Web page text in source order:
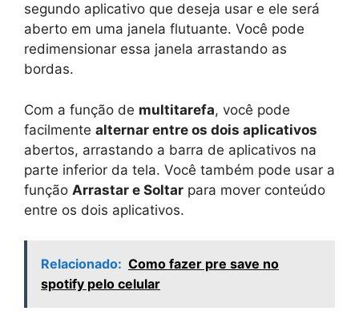
segundo aplicativo que deseja usar e ele será
aberto em uma janela flutuante. Você pode
redimensionar essa janela arrastando as
bordas.
Com a função de multitarefa, você pode
facilmente alternar entre os dois aplicativos
abertos, arrastando a barra de aplicativos na
parte inferior da tela. Você também pode usar a
função Arrastar e Soltar para mover conteúdo
entre os dois aplicativos.
Relacionado: Como fazer pre save no
spotify pelo celular